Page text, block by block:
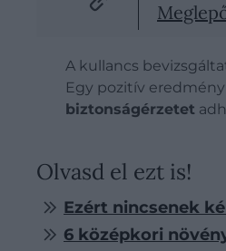
A kullancs
Egy pozitív
biztonságérzetet
Olvasd el ezt is!
Ezért nincsenek
6 középkori